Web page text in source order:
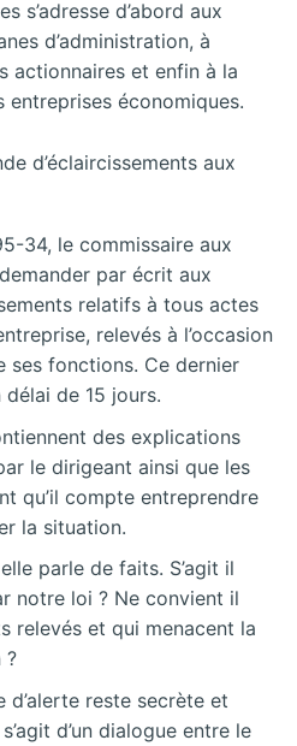
s’adresse d’abord aux
d’administration, à
actionnaires et enfin à la
économiques.
d’éclaircissements aux
34, le commissaire aux
par écrit aux
relatifs à tous actes
relevés à l’occasion
ses fonctions. Ce dernier
de 15 jours.
des explications
le dirigeant ainsi que les
qu’il compte entreprendre
la situation.
parle de faits. S’agit il
notre loi ? Ne convient il
relevés et qui menacent la
?
reste secrète et
d’un dialogue entre le